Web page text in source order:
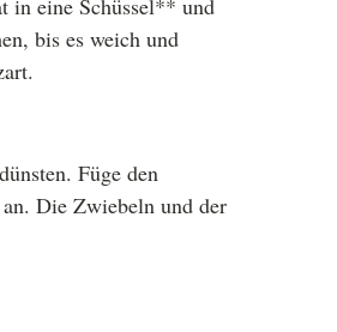
in eine Schüssel** und
bis es weich und
Füge den
Die Zwiebeln und der